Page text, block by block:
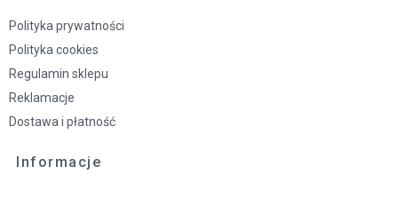
Polityka prywatności
Polityka cookies
Regulamin sklepu
Reklamacje
Dostawa i płatność
Informacje